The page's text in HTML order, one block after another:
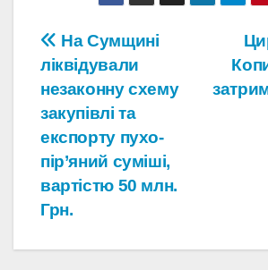
Навігація
записів
На Сумщині
ліквідували
незаконну схему
закупівлі та
експорту пухо-
пір’яний суміші,
вартістю 50 млн.
Грн.